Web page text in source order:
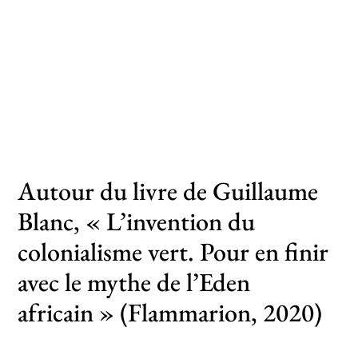
Culture
Autour du livre de Guillaume
Blanc, « L’invention du
colonialisme vert. Pour en finir
avec le mythe de l’Eden
africain » (Flammarion, 2020)